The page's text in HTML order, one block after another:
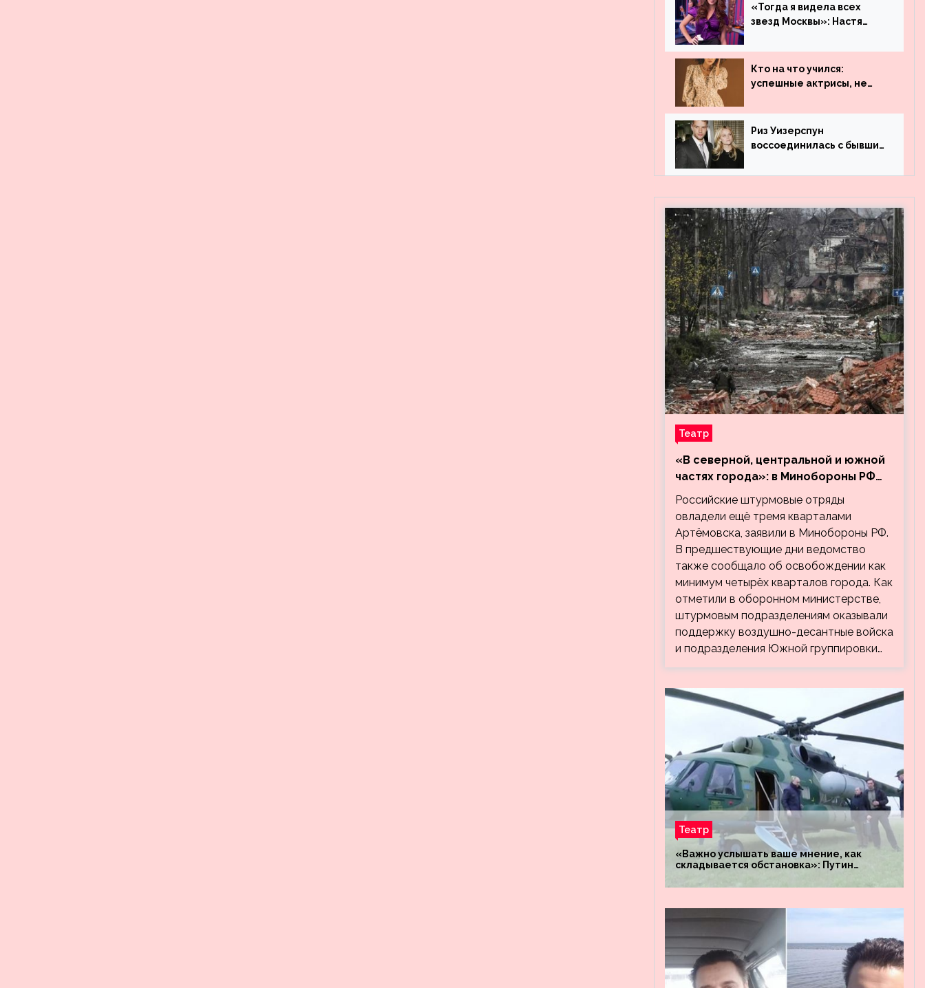
«Тогда я видела всех
звезд Москвы»: Настя
работала до
популярности и выложила
архивные фото
Кто на что учился:
успешные актрисы, не
образования
Риз Уизерспун
воссоединилась с бывшим
Театр
«В северной, центральной и южной
частях города»: в Минобороны РФ
заявили об освобождении ещё трёх
кварталов Артёмовска
Российские штурмовые отряды
овладели ещё тремя кварталами
Артёмовска, заявили в Минобороны РФ.
В предшествующие дни ведомство
также сообщало об освобождении как
минимум четырёх кварталов города. Как
отметили в оборонном министерстве,
штурмовым подразделениям оказывали
поддержку воздушно-десантные войска
и подразделения Южной группировки…
Театр
«Важно услышать ваше мнение, как
складывается обстановка»: Путин
«Днепр» и «Восток»